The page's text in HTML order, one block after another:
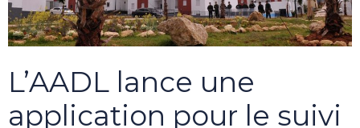
L’AADL lance une
application pour le suivi